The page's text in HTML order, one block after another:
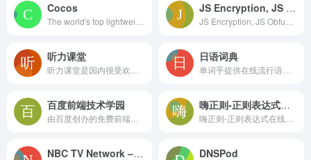
Cocos JS Encryption, JS Online Encryption, JS Online Obfuscation, Irreversible JS Encryption, JS Obfuscation – Safekodo Code Encryption
听力课堂 日语词典
百度前端技术学园 嗨正则-正则表达式在线测试与调试工具-支持JS,PHP,Python,Golang,PCRE-支持Mac/Win/Android三端安装使用
NBC TV Network – Shows, Episodes, Schedule DNSPod